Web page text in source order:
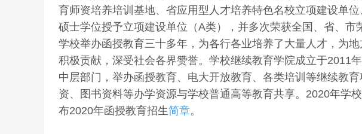
育师资培养培训基地、省应用型人才培养特色名校立项建设单
硕士学位授予立项建设单位（A类），并多次荣获全国、省、市
学校举办函授教育三十多年，为各行各业培养了大量人才，为
积极贡献，深受社会各界赞誉。学校继续教育学院成立于2011
中层部门，举办函授教育、电大开放教育、各类培训等继续教
资、图书资料等办学资源与学校普通高等教育共享。2020年学
布2020年函授教育招生简章。